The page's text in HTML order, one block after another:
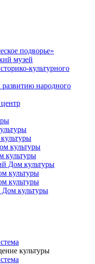
подворье»
музей
культурного
народного
культуры
культуры
Дом культуры
культуры
культуры
Дом культуры
культуры